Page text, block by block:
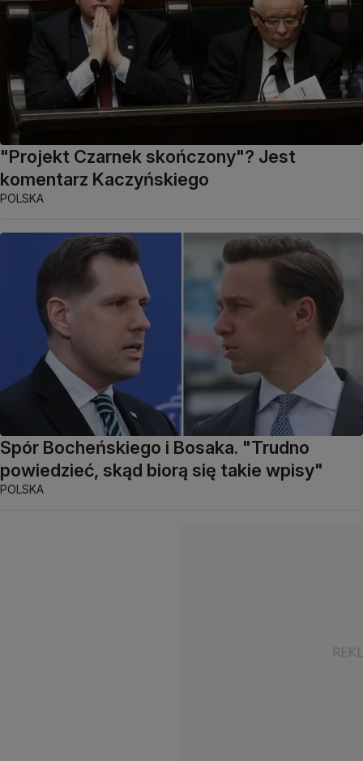
"Projekt Czarnek skończony"? Jest
komentarz Kaczyńskiego
POLSKA
Spór Bocheńskiego i Bosaka. "Trudno
powiedzieć, skąd biorą się takie wpisy"
POLSKA